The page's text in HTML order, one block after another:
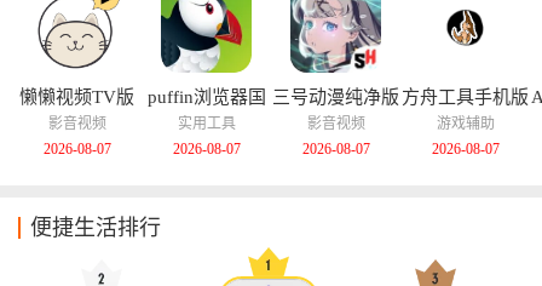
懒懒视频TV版
影音视频
2026-08-07
puffin浏览器国
际版
实用工具
2026-08-07
三号动漫纯净版
影音视频
2026-08-07
方舟工具手机版
游戏辅助
2026-08-07
便捷生活排行